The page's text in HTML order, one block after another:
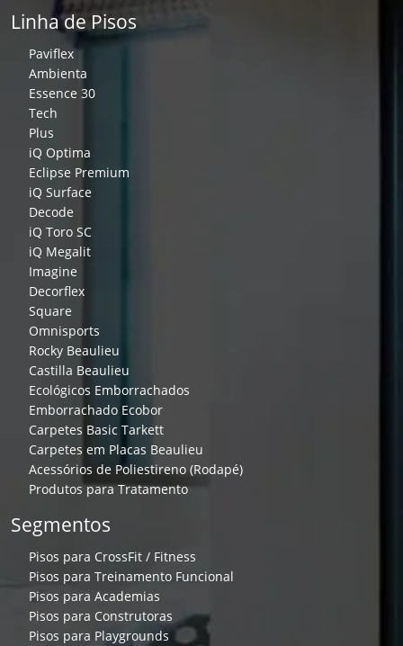
Linha de Pisos
Paviflex
Ambienta
Essence 30
Tech
Plus
iQ Optima
Eclipse Premium
iQ Surface
Decode
iQ Toro SC
iQ Megalit
Imagine
Decorflex
Square
Omnisports
Rocky Beaulieu
Castilla Beaulieu
Ecológicos Emborrachados
Emborrachado Ecobor
Carpetes Basic Tarkett
Carpetes em Placas Beaulieu
Acessórios de Poliestireno (Rodapé)
Produtos para Tratamento
Segmentos
Pisos para CrossFit / Fitness
Pisos para Treinamento Funcional
Pisos para Academias
Pisos para Construtoras
Pisos para Playgrounds